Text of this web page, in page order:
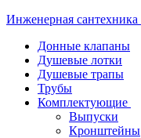
Инженерная сантехника
Донные клапаны
Душевые лотки
Душевые трапы
Трубы
Комплектующие
Выпуски
Кронштейны